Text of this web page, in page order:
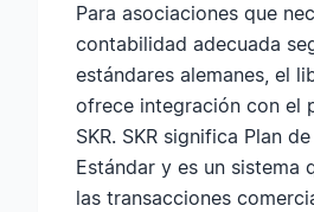
Para asociaciones que
contabilidad adecuada
estándares alemanes, el
ofrece integración con el
SKR. SKR significa Plan
Estándar y es un sistema
las transacciones